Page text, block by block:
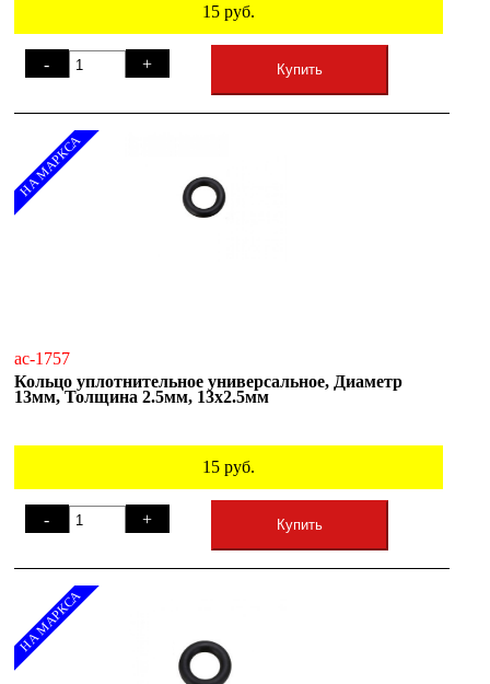
15 руб.
- + Купить
НА МАРКСА
ac-1757
Кольцо уплотнительное универсальное, Диаметр
13мм, Толщина 2.5мм, 13х2.5мм
15 руб.
- + Купить
НА МАРКСА